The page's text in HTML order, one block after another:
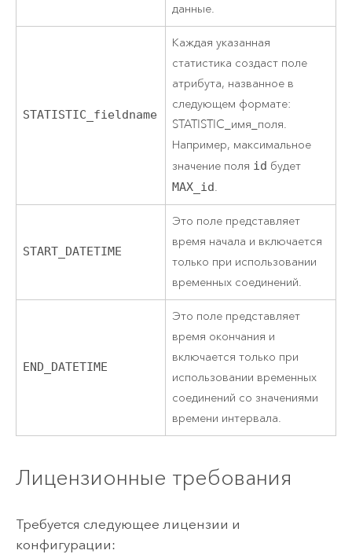
данные.
STATISTIC_fieldname
Каждая указанная
статистика создаст поле
атрибута, названное в
следующем формате:
STATISTIC_имя_поля.
Например, максимальное
значение поля id будет
MAX_id.
START_DATETIME
Это поле представляет
время начала и включается
только при использовании
временных соединений.
END_DATETIME
Это поле представляет
время окончания и
включается только при
использовании временных
соединений со значениями
времени интервала.
Лицензионные требования
Требуется следующее лицензии и
конфигурации: